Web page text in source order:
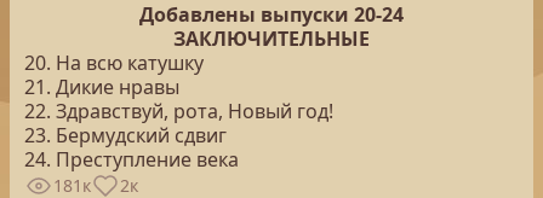
Добавлены выпуски 20-24
ЗАКЛЮЧИТЕЛЬНЫЕ
20. На всю катушку
21. Дикие нравы
22. Здравствуй, рота, Новый год!
23. Бермудский сдвиг
24. Преступление века
181к 2к